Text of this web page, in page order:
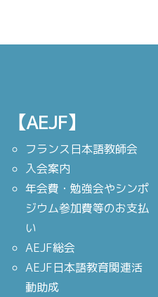
【AEJF】
フランス日本語教師会
入会案内
年会費・勉強会やシンポ
ジウム参加費等のお支払
い
AEJF総会
AEJF日本語教育関連活
動助成